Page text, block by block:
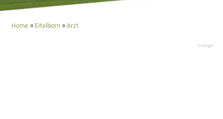
Home Eitelborn Arzt
Anzeige